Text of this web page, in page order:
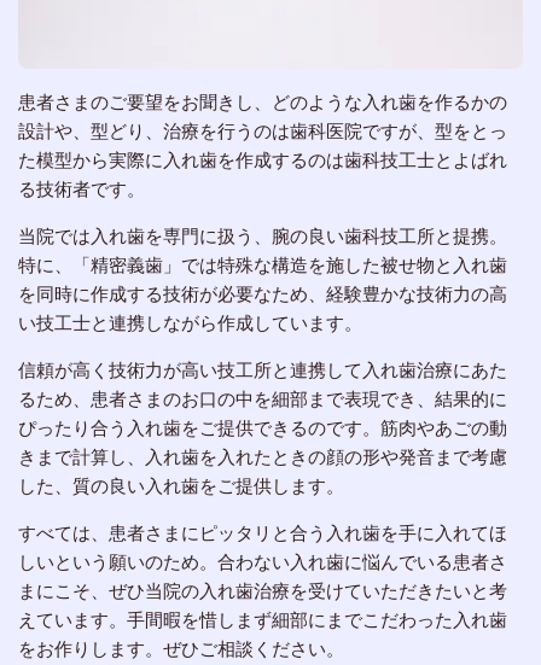
患者さまのご要望をお聞きし、どのような入れ歯を作るかの
設計や、型どり、治療を行うのは歯科医院ですが、型をとっ
た模型から実際に入れ歯を作成するのは歯科技工士とよばれ
る技術者です。
当院では入れ歯を専門に扱う、腕の良い歯科技工所と提携。
特に、「精密義歯」では特殊な構造を施した被せ物と入れ歯
を同時に作成する技術が必要なため、経験豊かな技術力の高
い技工士と連携しながら作成しています。
信頼が高く技術力が高い技工所と連携して入れ歯治療にあた
るため、患者さまのお口の中を細部まで表現でき、結果的に
ぴったり合う入れ歯をご提供できるのです。筋肉やあごの動
きまで計算し、入れ歯を入れたときの顔の形や発音まで考慮
した、質の良い入れ歯をご提供します。
すべては、患者さまにピッタリと合う入れ歯を手に入れてほ
しいという願いのため。合わない入れ歯に悩んでいる患者さ
まにこそ、ぜひ当院の入れ歯治療を受けていただきたいと考
えています。手間暇を惜しまず細部にまでこだわった入れ歯
をお作りします。ぜひご相談ください。